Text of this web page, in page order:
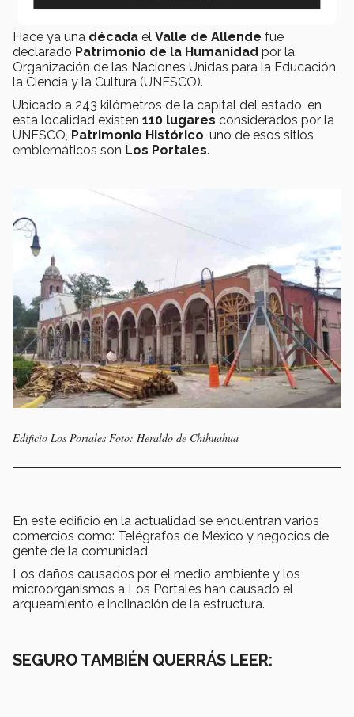
Hace ya una década el Valle de Allende fue
declarado Patrimonio de la Humanidad por la
Organización de las Naciones Unidas para la Educación,
la Ciencia y la Cultura (UNESCO).
Ubicado a 243 kilómetros de la capital del estado, en
esta localidad existen 110 lugares considerados por la
UNESCO, Patrimonio Histórico , uno de esos sitios
emblemáticos son Los Portales.
Edificio Los Portales Foto: Heraldo de Chihuahua
En este edificio en la actualidad se encuentran varios
comercios como: Telégrafos de México y negocios de
gente de la comunidad.
Los daños causados por el medio ambiente y los
microorganismos a Los Portales han causado el
arqueamiento e inclinación de la estructura.
SEGURO TAMBIÉN QUERRÁS LEER: